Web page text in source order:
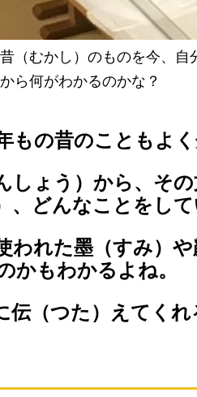
（むかし）のものを今、
ら何がわかるのかな？
もの昔のこともよく
しょう）から、そ
、どんなことをし
われた墨（すみ）
かもわかるよね。
伝（つた）えてく